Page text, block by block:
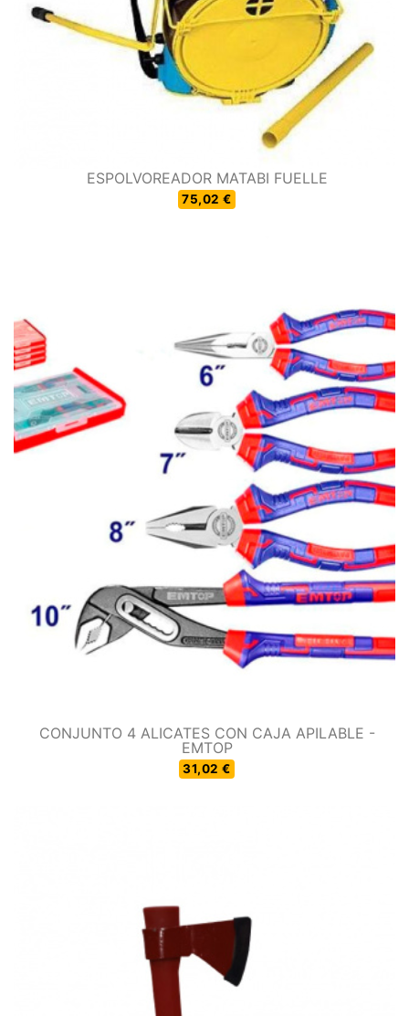
ESPOLVOREADOR MATABI FUELLE
75,02 €
CONJUNTO 4 ALICATES CON CAJA APILABLE -
EMTOP
31,02 €